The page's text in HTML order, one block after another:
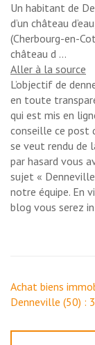
Un habitant de
d’un château
(Cherbourg-en-
château d …
Aller à la source
L’objectif de
en toute
qui est mis en
conseille ce post
se veut rendu de
par hasard vous
sujet «
notre équipe. En
blog vous serez
Navigation
de
Achat biens
Denneville (50) :